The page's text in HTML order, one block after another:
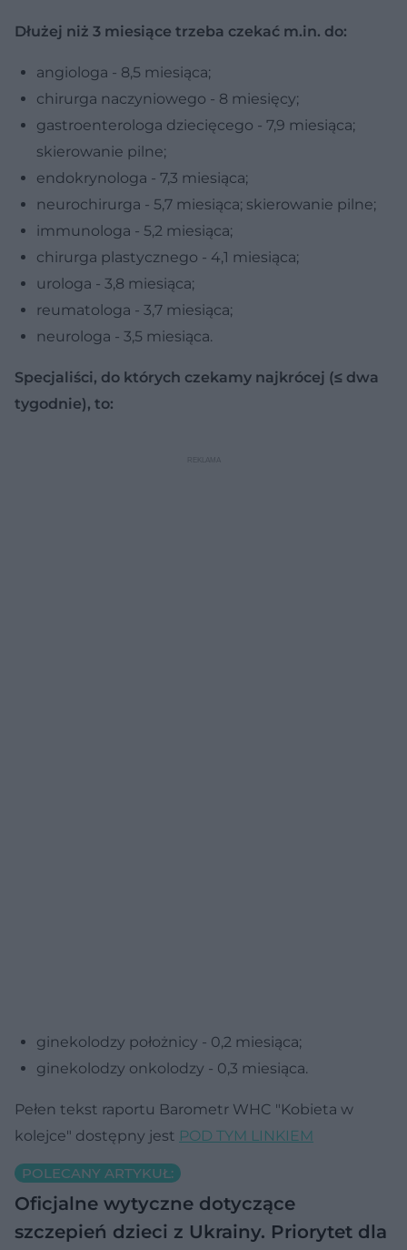
Dłużej niż 3 miesiące trzeba czekać m.in. do:
angiologa - 8,5 miesiąca;
chirurga naczyniowego - 8 miesięcy;
gastroenterologa dziecięcego - 7,9 miesiąca;
skierowanie pilne;
endokrynologa - 7,3 miesiąca;
neurochirurga - 5,7 miesiąca; skierowanie pilne;
immunologa - 5,2 miesiąca;
chirurga plastycznego - 4,1 miesiąca;
urologa - 3,8 miesiąca;
reumatologa - 3,7 miesiąca;
neurologa - 3,5 miesiąca.
Specjaliści, do których czekamy najkrócej (≤ dwa
tygodnie), to:
ginekolodzy położnicy - 0,2 miesiąca;
ginekolodzy onkolodzy - 0,3 miesiąca.
Pełen tekst raportu Barometr WHC "Kobieta w
kolejce" dostępny jest POD TYM LINKIEM
POLECANY ARTYKUŁ:
Oficjalne wytyczne dotyczące
szczepień dzieci z Ukrainy. Priorytet dla